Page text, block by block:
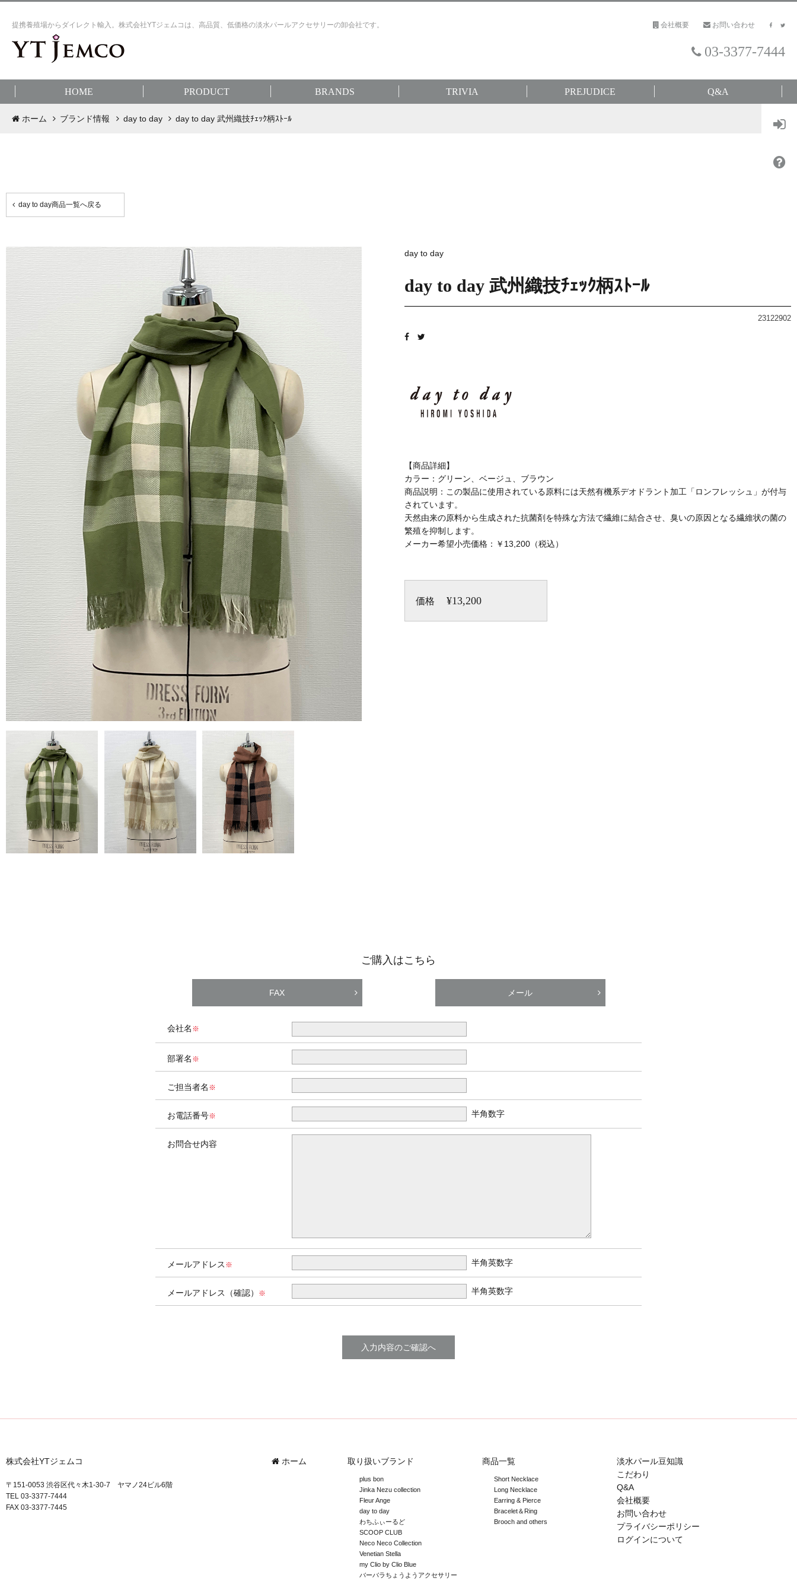
提携養殖場からダイレクト輸入。株式会社YTジェムコは、高品質、低価格の淡水パールアクセサリーの卸会社です。 会社概要 お問い合わせ
03-3377-7444
HOME PRODUCT BRANDS TRIVIA PREJUDICE Q&A
ホーム ブランド情報 day to day day to day 武州織技ﾁｪｯｸ柄ｽﾄｰﾙ
day to day商品一覧へ戻る
day to day
day to day 武州織技ﾁｪｯｸ柄ｽﾄｰﾙ
23122902
【商品詳細】
カラー：グリーン、ベージュ、ブラウン
商品説明：この製品に使用されている原料には天然有機系デオドラント加工「ロンフレッシュ」が付与
されています。
天然由来の原料から生成された抗菌剤を特殊な方法で繊維に結合させ、臭いの原因となる繊維状の菌の
繁殖を抑制します。
メーカー希望小売価格：￥13,200（税込）
価格 ¥13,200
ご購入はこちら
FAX メール
会社名
部署名
ご担当者名
お電話番号 半角数字
お問合せ内容
メールアドレス 半角英数字
メールアドレス（確認） 半角英数字
株式会社YTジェムコ
〒151-0053 渋谷区代々木1-30-7 ヤマノ24ビル6階
TEL 03-3377-7444
FAX 03-3377-7445
ホーム 取り扱いブランド
plus bon
Jinka Nezu collection
Fleur Ange
day to day
わちふぃーるど
SCOOP CLUB
Neco Neco Collection
Venetian Stella
my Clio by Clio Blue
バーバラちょうようアクセサリー
商品一覧
Short Necklace
Long Necklace
Earring & Pierce
Bracelet＆Ring
Brooch and others
淡水パール豆知識
こだわり
Q&A
会社概要
お問い合わせ
プライバシーポリシー
ログインについて